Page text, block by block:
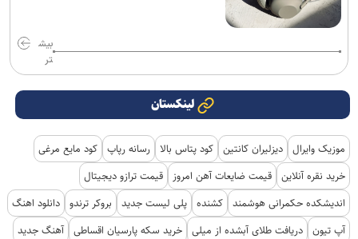
بیش
تر
لینکستان
موزیک وایرال دیزلیران کانتین کود پتاس بالا رسانه رپاپ کود مایع مرغی
خرید نقره آنلاین قیمت ضایعات آهن امروز
قیمت ترازو دیجیتال
اندیشکده حکمرانی هوشمند کشنده پلی لیست جدید بروکر ترندو دانلود اهنگ
آپ تیون دریافت طلای آبشده از میلی خرید سکه پارسیان اقساطی آهنگ جدید